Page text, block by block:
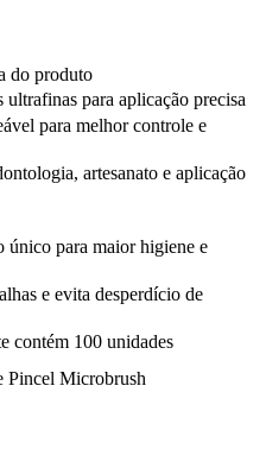
do produto
para aplicação precisa
para melhor controle e
artesanato e aplicação
único para maior higiene e
e evita desperdício de
contém 100 unidades
Pincel Microbrush